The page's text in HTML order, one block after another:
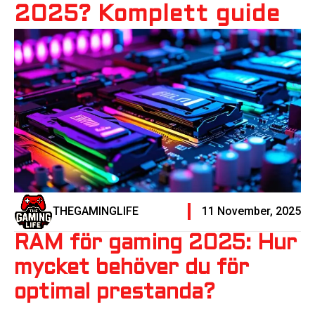
2025? Komplett guide
THEGAMINGLIFE 11 November, 2025
RAM för gaming 2025: Hur
mycket behöver du för
optimal prestanda?